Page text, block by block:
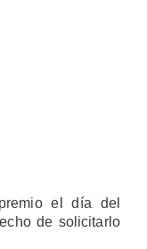
el día del
de solicitarlo